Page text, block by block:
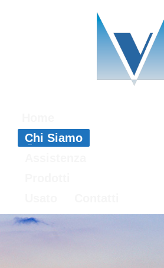
Chi Siamo